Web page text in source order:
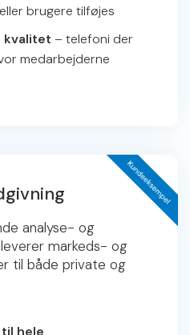
brugere tilføjes
kvalitet – telefoni der
medarbejderne
analyse- og
markeds- og
til både private og
hele